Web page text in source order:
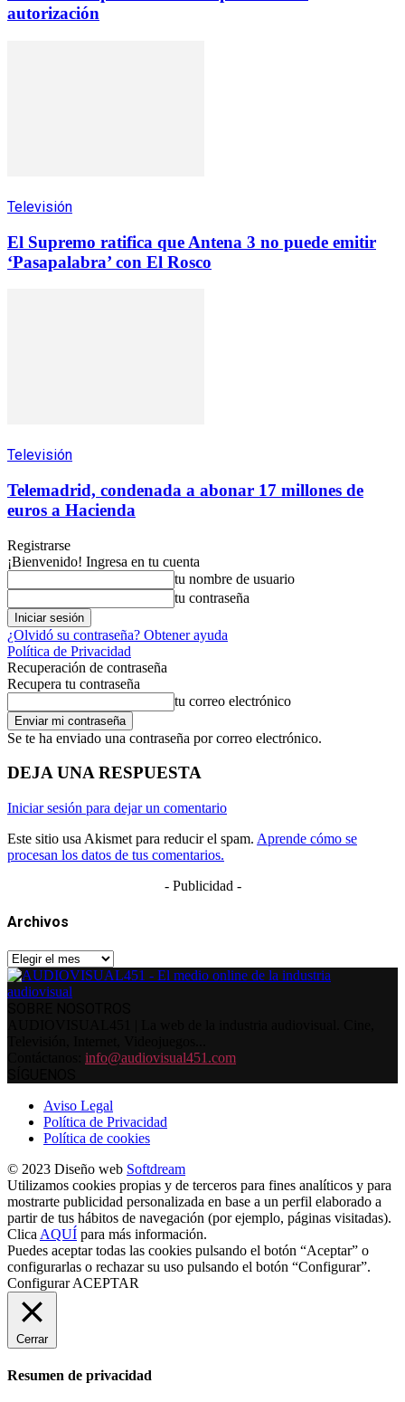
autorización
Televisión
El Supremo ratifica que Antena 3 no puede emitir
‘Pasapalabra’ con El Rosco
Televisión
Telemadrid, condenada a abonar 17 millones de
euros a Hacienda
Registrarse
¡Bienvenido! Ingresa en tu cuenta
tu nombre de usuario
tu contraseña
¿Olvidó su contraseña? Obtener ayuda
Política de Privacidad
Recuperación de contraseña
Recupera tu contraseña
tu correo electrónico
Se te ha enviado una contraseña por correo electrónico.
DEJA UNA RESPUESTA
Iniciar sesión para dejar un comentario
Este sitio usa Akismet para reducir el spam. Aprende cómo se
procesan los datos de tus comentarios.
- Publicidad -
Archivos
Archivos
info@audiovisual451.com
Aviso Legal
Política de Privacidad
Política de cookies
© 2023 Diseño web Softdream
Utilizamos cookies propias y de terceros para fines analíticos y para
mostrarte publicidad personalizada en base a un perfil elaborado a
partir de tus hábitos de navegación (por ejemplo, páginas visitadas).
Clica AQUÍ para más información.
Puedes aceptar todas las cookies pulsando el botón “Aceptar” o
configurarlas o rechazar su uso pulsando el botón “Configurar”.
Configurar ACEPTAR
Cerrar
Resumen de privacidad